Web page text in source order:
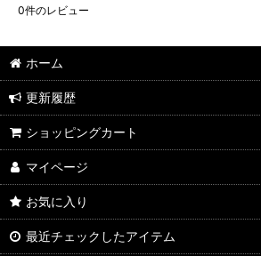
0件のレビュー
ホーム
更新履歴
ショッピングカート
マイページ
お気に入り
最近チェックしたアイテム